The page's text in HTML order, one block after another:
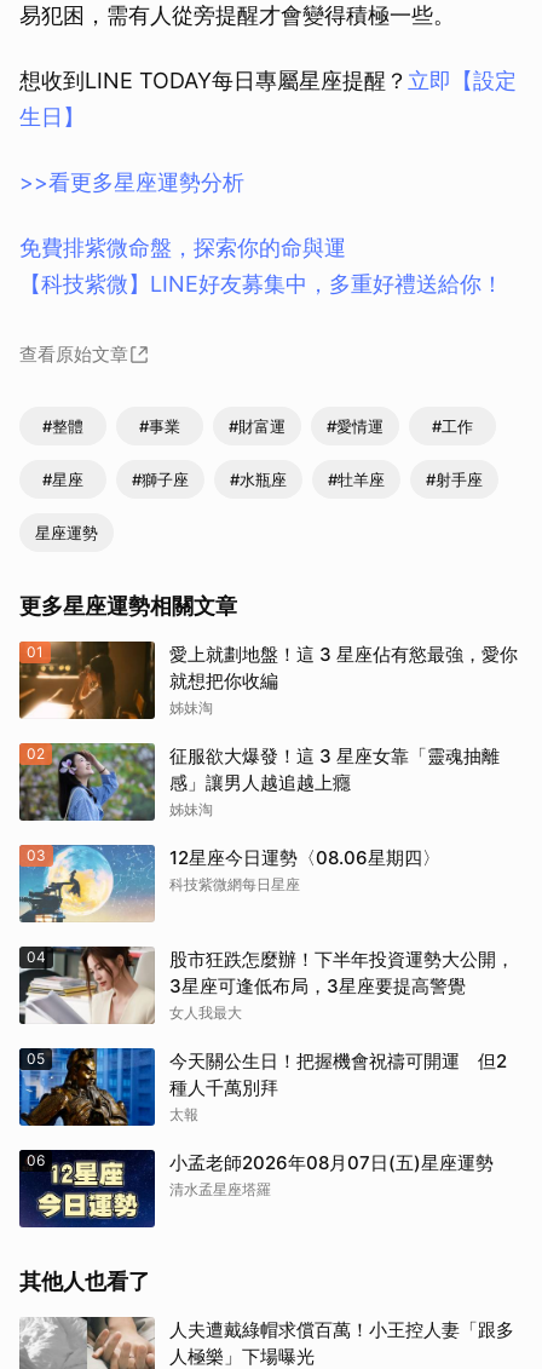
易犯困，需有人從旁提醒才會變得積極一些。
想收到LINE TODAY每日專屬星座提醒？ 立即【設定
生日】
>>看更多星座運勢分析
免費排紫微命盤，探索你的命與運
【科技紫微】LINE好友募集中，多重好禮送給你！
查看原始文章
#整體 #事業 #財富運 #愛情運 #工作
#星座 #獅子座 #水瓶座 #牡羊座 #射手座
星座運勢
更多星座運勢相關文章
01
愛上就劃地盤！這 3 星座佔有慾最強，愛你
就想把你收編
姊妹淘
02
征服欲大爆發！這 3 星座女靠「靈魂抽離
感」讓男人越追越上癮
姊妹淘
03 12星座今日運勢〈08.06星期四〉
科技紫微網每日星座
04
股市狂跌怎麼辦！下半年投資運勢大公開，
3星座可逢低布局，3星座要提高警覺
女人我最大
05
今天關公生日！把握機會祝禱可開運 但2
種人千萬別拜
太報
06 小孟老師2026年08月07日(五)星座運勢
清水孟星座塔羅
其他人也看了
人夫遭戴綠帽求償百萬！小王控人妻「跟多
人極樂」下場曝光